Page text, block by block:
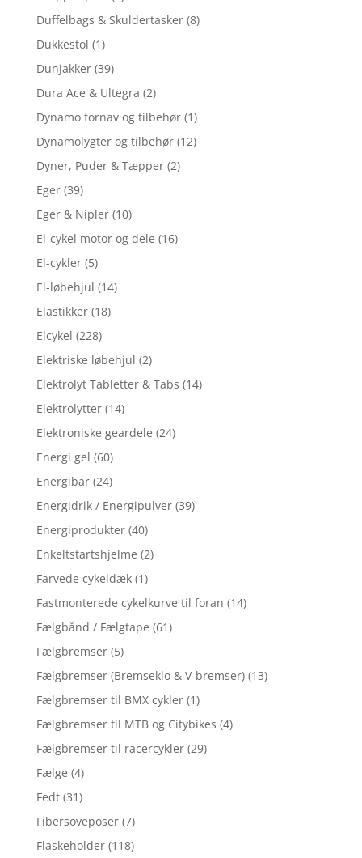
Duffelbags & Skuldertasker (8)
Dukkestol (1)
Dunjakker (39)
Dura Ace & Ultegra (2)
Dynamo fornav og tilbehør (1)
Dynamolygter og tilbehør (12)
Dyner, Puder & Tæpper (2)
Eger (39)
Eger & Nipler (10)
El-cykel motor og dele (16)
El-cykler (5)
El-løbehjul (14)
Elastikker (18)
Elcykel (228)
Elektriske løbehjul (2)
Elektrolyt Tabletter & Tabs (14)
Elektrolytter (14)
Elektroniske geardele (24)
Energi gel (60)
Energibar (24)
Energidrik / Energipulver (39)
Energiprodukter (40)
Enkeltstartshjelme (2)
Farvede cykeldæk (1)
Fastmonterede cykelkurve til foran (14)
Fælgbånd / Fælgtape (61)
Fælgbremser (5)
Fælgbremser (Bremseklo & V-bremser) (13)
Fælgbremser til BMX cykler (1)
Fælgbremser til MTB og Citybikes (4)
Fælgbremser til racercykler (29)
Fælge (4)
Fedt (31)
Fibersoveposer (7)
Flaskeholder (118)